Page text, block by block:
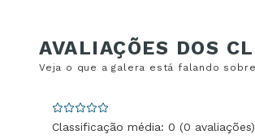
Classificação média: 0 (0 avaliações)